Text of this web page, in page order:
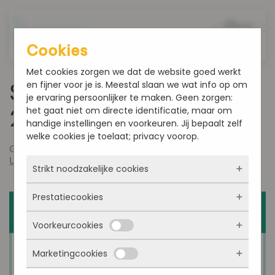
Smultoppers week 50-
2023
Geschreven door
Uncategorized
Cookies
Met cookies zorgen we dat de website goed werkt
en fijner voor je is. Meestal slaan we wat info op om
je ervaring persoonlijker te maken. Geen zorgen:
het gaat niet om directe identificatie, maar om
handige instellingen en voorkeuren. Jij bepaalt zelf
welke cookies je toelaat; privacy voorop.
Strikt noodzakelijke cookies
Deze cookies zorgen ervoor dat de website
überhaupt werkt. Ze zijn dus altijd actief en
kunnen niet worden uitgezet. Meestal worden
ze alleen geplaatst als jij iets doet, zoals
inloggen, een formulier invullen of je
privacyvoorkeuren opslaan. Je kunt je browser
Prestatiecookies
Met deze cookies zien we hoe vaak onze site
bezocht wordt, waar bezoekers vandaan
komen en welke pagina’s populair zijn. Zo
kunnen we de website blijven verbeteren.
Voorkeurcookies
Deze cookies onthouden jouw voorkeuren.
Bijvoorbeeld taalkeuze of ingevulde gegevens.
Marketingcookies